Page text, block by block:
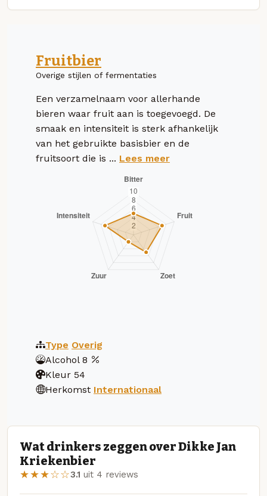
Fruitbier
Overige stijlen of fermentaties
Een verzamelnaam voor allerhande
bieren waar fruit aan is toegevoegd. De
smaak en intensiteit is sterk afhankelijk
van het gebruikte basisbier en de
fruitsoort die is ... Lees meer
Type Overig
Alcohol 8
Kleur 54
Herkomst Internationaal
Wat drinkers zeggen over Dikke Jan
Kriekenbier
★★★☆☆3.1 uit 4 reviews